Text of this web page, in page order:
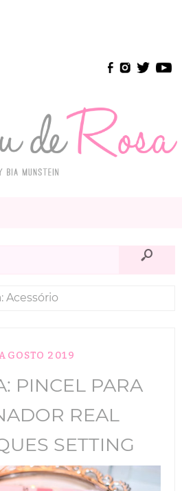
Acessório
2019
PINCEL PARA
REAL
SETTING